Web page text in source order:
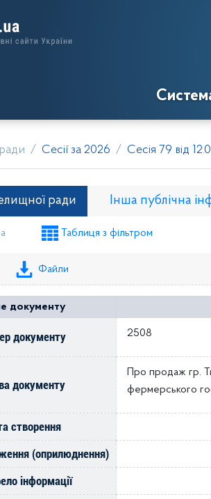
Сесії за 2026 Сесія 79 від
ради Інша публічна
ради Рішення виконкому
Таблиця з фільтром
Файли
документу
документу 2508
документу
Про продаж гр.
фермерського
створення
(оприлюднення)
інформації